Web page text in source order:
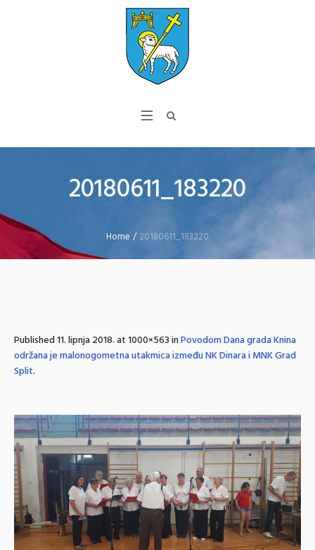
20180611_183220
Home /20180611_183220
Published11. lipnja 2018.at 1000×563 inPovodom Dana grada Knina
održana je malonogometna utakmica između NK Dinara i MNK Grad
Split.